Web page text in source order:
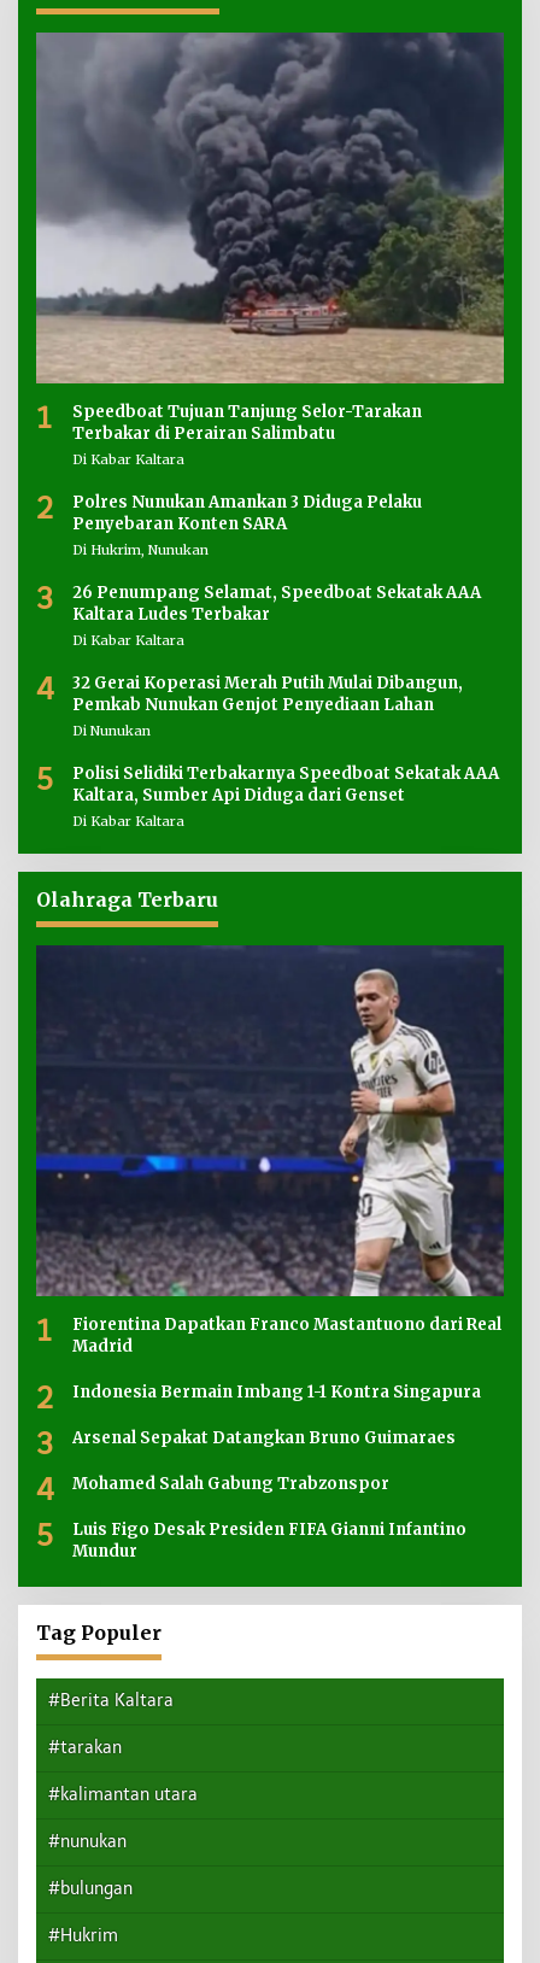
1
Speedboat Tujuan Tanjung Selor-Tarakan
Terbakar di Perairan Salimbatu
Di Kabar Kaltara
2
Polres Nunukan Amankan 3 Diduga Pelaku
Penyebaran Konten SARA
Di Hukrim, Nunukan
3
26 Penumpang Selamat, Speedboat Sekatak AAA
Kaltara Ludes Terbakar
Di Kabar Kaltara
4
32 Gerai Koperasi Merah Putih Mulai Dibangun,
Pemkab Nunukan Genjot Penyediaan Lahan
Di Nunukan
5
Polisi Selidiki Terbakarnya Speedboat Sekatak AAA
Kaltara, Sumber Api Diduga dari Genset
Di Kabar Kaltara
Olahraga Terbaru
1
Fiorentina Dapatkan Franco Mastantuono dari Real
Madrid
2 Indonesia Bermain Imbang 1-1 Kontra Singapura
3 Arsenal Sepakat Datangkan Bruno Guimaraes
4 Mohamed Salah Gabung Trabzonspor
5
Luis Figo Desak Presiden FIFA Gianni Infantino
Mundur
Tag Populer
#Berita Kaltara
#tarakan
#kalimantan utara
#nunukan
#bulungan
#Hukrim